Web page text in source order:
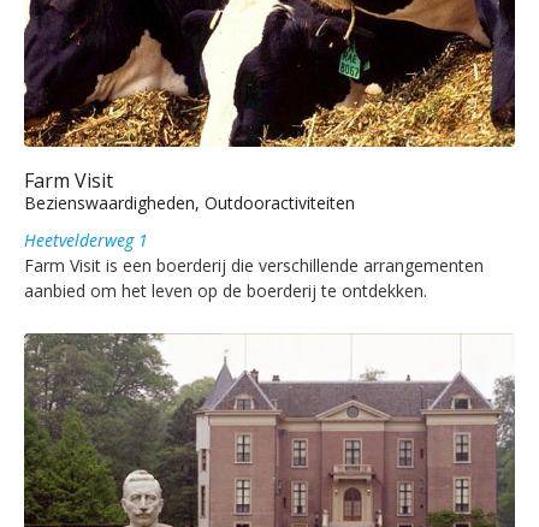
Farm Visit
Bezienswaardigheden, Outdooractiviteiten
Heetvelderweg 1
Farm Visit is een boerderij die verschillende arrangementen
aanbied om het leven op de boerderij te ontdekken.